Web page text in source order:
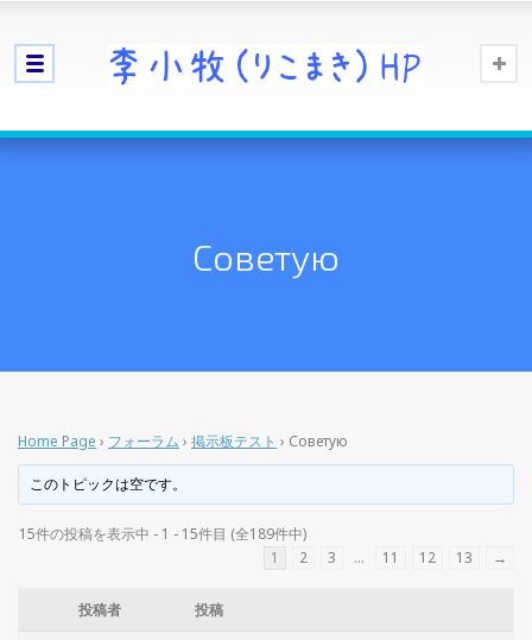
Советую
Home Page › フォーラム › 掲示板テスト › Советую
このトピックは空です。
15件の投稿を表示中 - 1 - 15件目 (全189件中)
1
2 3 … 11 12 13 →
投稿者 投稿